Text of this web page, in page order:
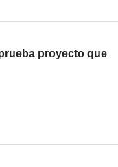
proyecto que